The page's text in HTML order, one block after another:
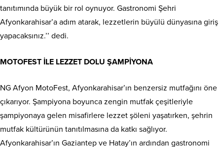
tanıtımında büyük bir rol oynuyor. Gastronomi Şehri
Afyonkarahisar’a adım atarak, lezzetlerin büyülü dünyasına giriş
yapacaksınız.’’ dedi.
MOTOFEST İLE LEZZET DOLU ŞAMPİYONA
NG Afyon MotoFest, Afyonkarahisar’ın benzersiz mutfağını öne
çıkarıyor. Şampiyona boyunca zengin mutfak çeşitleriyle
şampiyonaya gelen misafirlere lezzet şöleni yaşatırken, şehrin
mutfak kültürünün tanıtılmasına da katkı sağlıyor.
Afyonkarahisar’ın Gaziantep ve Hatay’ın ardından gastronomi